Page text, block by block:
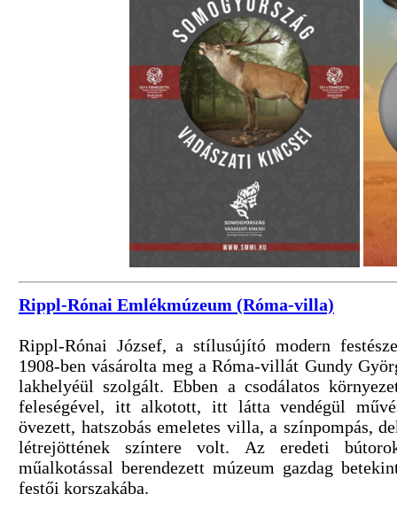
Rippl-Rónai Emlékmúzeum (Róma-villa)
Rippl-Rónai József, a stílusújító modern
1908-ben vásárolta meg a Róma-villát Gundy
lakhelyéül szolgált. Ebben a csodálatos
feleségével, itt alkotott, itt látta vendégül
övezett, hatszobás emeletes villa, a színpompás,
létrejöttének színtere volt. Az eredeti
műalkotással berendezett múzeum gazdag
festői korszakába.